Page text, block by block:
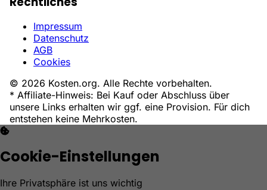
Impressum
Datenschutz
AGB
Cookies
© 2026 Kosten.org. Alle Rechte vorbehalten.
* Affiliate-Hinweis: Bei Kauf oder Abschluss über
unsere Links erhalten wir ggf. eine Provision. Für dich
entstehen keine Mehrkosten.
Cookie-Einstellungen
Ihre Privatsphäre ist uns wichtig